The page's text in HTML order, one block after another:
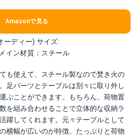
Amazonで見る
ーディー) サイズ:
イン材質：スチール
も使えて、スチール製なので焚き火の
足パーツとテーブルは別々に取り外し
ぶことができます。もちろん、荷物置
を組み合わせることで立体的な収納ラ
躍してくれます。元々テーブルとして
横幅が広いのが特徴。たっぷりと荷物